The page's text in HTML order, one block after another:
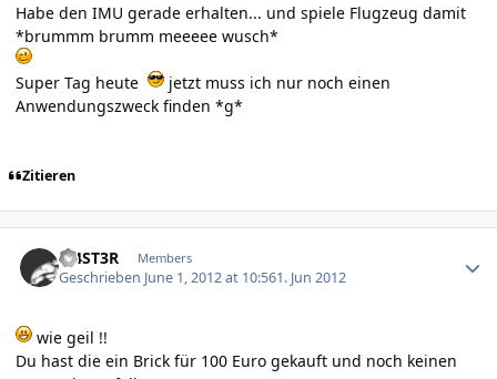
Habe den IMU gerade erhalten... und spiele Flugzeug damit
*brummm brumm meeeee wusch*
Super Tag heute
jetzt muss ich nur noch einen
Anwendungszweck finden *g*
Zitieren
M4ST3R Members
Geschrieben June 1, 2012 at 10:561. Jun 2012
wie geil !!
Du hast die ein Brick für 100 Euro gekauft und noch keinen